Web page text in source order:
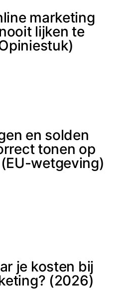
marketing
lijken te
en solden
tonen op
wetgeving)
je kosten bij
(2026)